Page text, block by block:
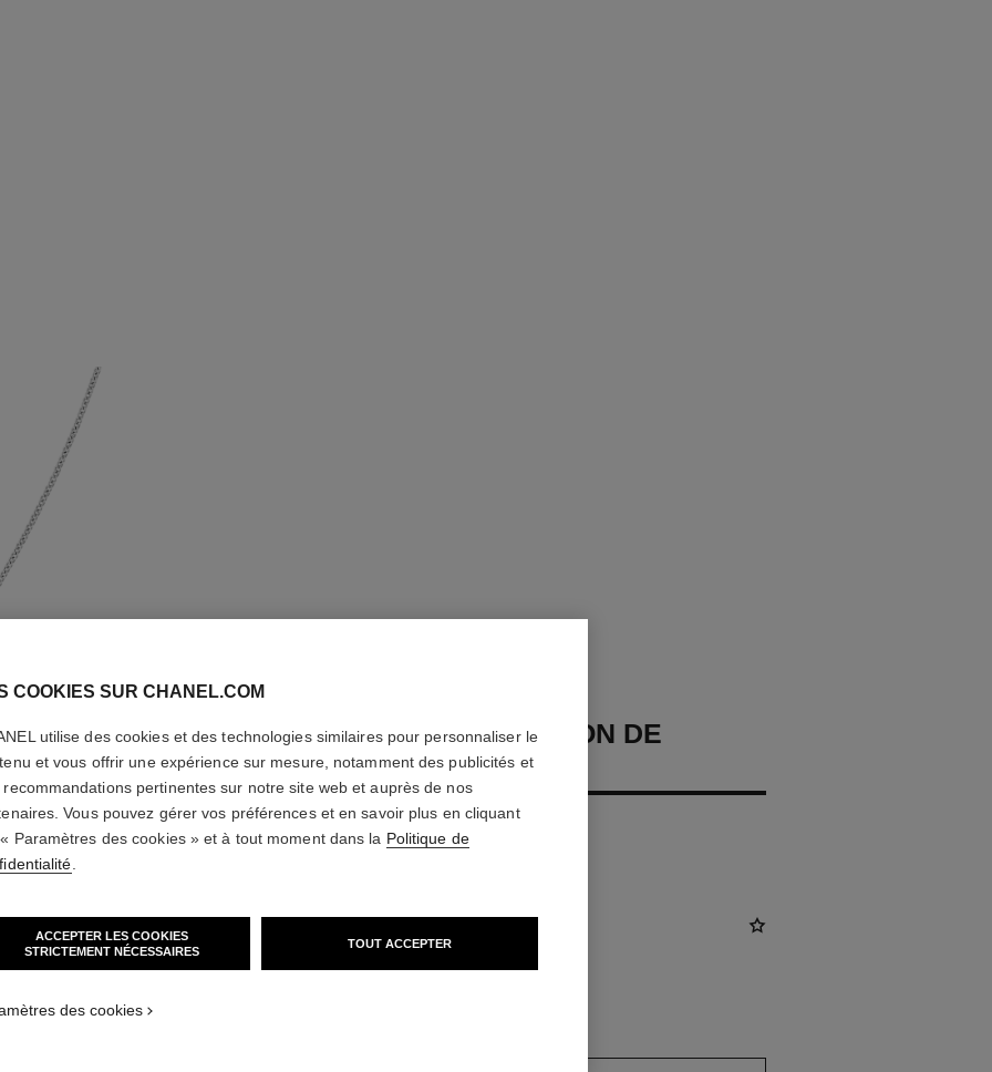
taille standard
COLLIER BOUTON DE
CAMÉLIA
Or blanc 18 carats, diamants
En savoir plus
variante(2)
COOKIES SUR CHANEL.COM
utilise des cookies et des technologies similaires pour personnaliser le
et vous offrir une expérience sur mesure, notamment des publicités et
recommandations pertinentes sur notre site web et auprès de nos
Vous pouvez gérer vos préférences et en savoir plus en cliquant
Paramètres des cookies » et à tout moment dans la Politique de
ACCEPTER LES COOKIES
STRICTEMENT NÉCESSAIRES
TOUT ACCEPTER
des cookies